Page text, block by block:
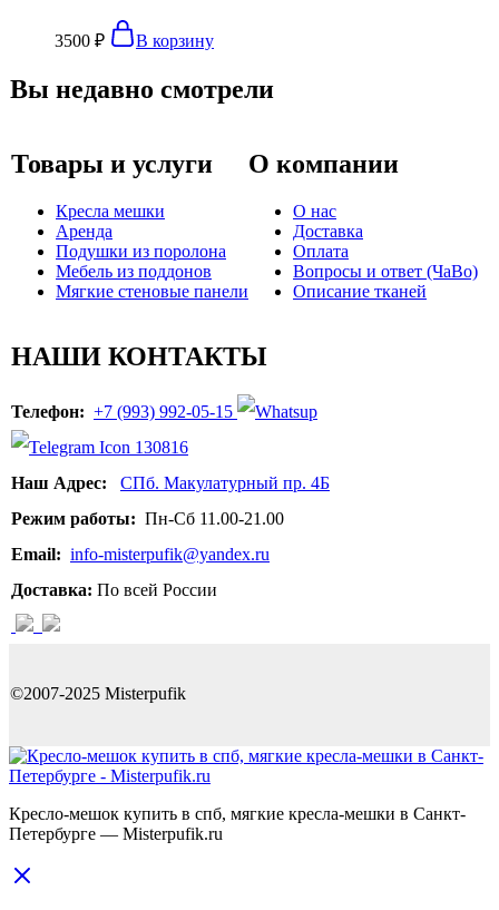
3500 ₽ В корзину
Вы недавно смотрели
Товары и услуги
Кресла мешки
Аренда
Подушки из поролона
Мебель из поддонов
Мягкие стеновые панели
О компании
О нас
Доставка
Оплата
Вопросы и ответ (ЧаВо)
Описание тканей
НАШИ КОНТАКТЫ
Телефон: +7 (993) 992-05-15
Наш Адрес: СПб. Макулатурный пр. 4Б
Режим работы: Пн-Сб 11.00-21.00
Email: info-misterpufik@yandex.ru
Доставка: По всей России
©2007-2025 Misterpufik
Кресло-мешок купить в спб, мягкие кресла-мешки в Санкт-
Петербурге — Misterpufik.ru